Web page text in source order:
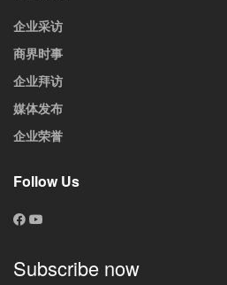
企业采访
商界时事
企业拜访
媒体发布
企业荣誉
Follow Us
Subscribe now